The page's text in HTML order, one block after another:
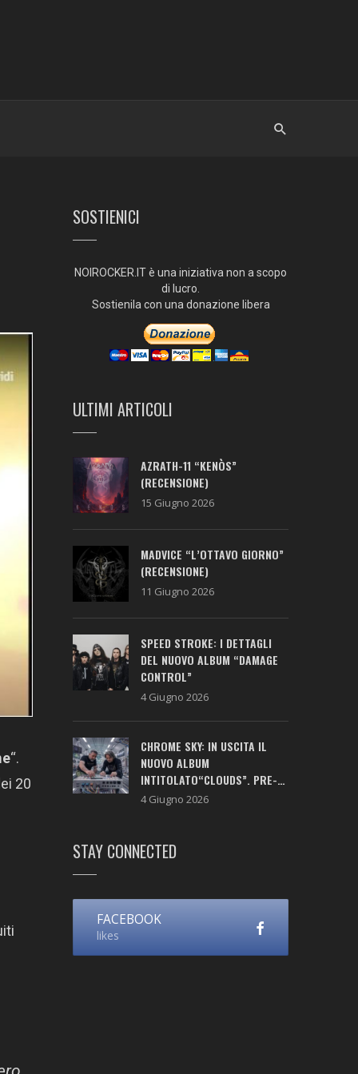
“.
20
SOSTIENICI
NOIROCKER.IT è una iniziativa non a scopo
di lucro.
Sostienila con una donazione libera
ULTIMI ARTICOLI
AZRATH-11 “KENÒS”
(RECENSIONE)
15 Giugno 2026
MADVICE “L’OTTAVO GIORNO”
(RECENSIONE)
11 Giugno 2026
SPEED STROKE: I DETTAGLI
DEL NUOVO ALBUM “DAMAGE
CONTROL”
4 Giugno 2026
CHROME SKY: IN USCITA IL
NUOVO ALBUM
INTITOLATO“CLOUDS”. PRE-
SAVE ATTIVO!
4 Giugno 2026
STAY CONNECTED
FACEBOOK
likes